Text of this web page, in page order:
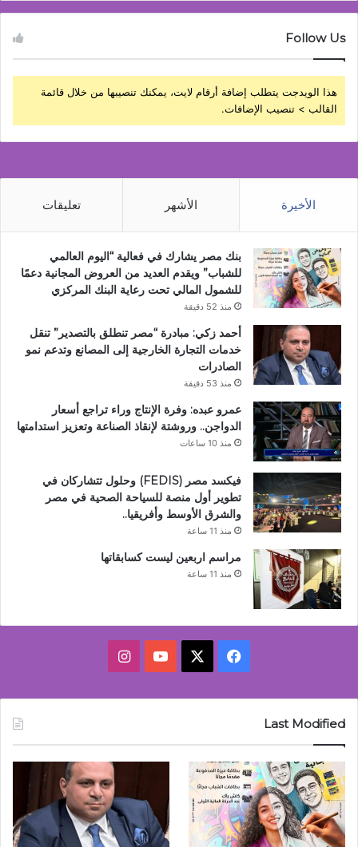
Follow Us
هذا الويدجت يتطلب إضافة أرقام لايت، يمكنك تنصيبها من خلال قائمة
القالب > تنصيب الإضافات.
الأخيرة الأشهر تعليقات
بنك مصر يشارك في فعالية “اليوم العالمي
للشباب” ويقدم العديد من العروض المجانية دعمًا
للشمول المالي تحت رعاية البنك المركزي
منذ 52 دقيقة
أحمد زكي: مبادرة “مصر تنطلق بالتصدير” تنقل
خدمات التجارة الخارجية إلى المصانع وتدعم نمو
الصادرات
منذ 53 دقيقة
عمرو عبده: وفرة الإنتاج وراء تراجع أسعار
الدواجن.. وروشتة لإنقاذ الصناعة وتعزيز استدامتها
منذ 10 ساعات
فيكسد مصر (FEDIS) وحلول تتشاركان في
تطوير أول منصة للسياحة الصحية في مصر
والشرق الأوسط وأفريقيا..
منذ 11 ساعة
مراسم اربعين ليست كسابقاتها
منذ 11 ساعة
فيسبوك ‫YouTubeانستقرام
Last Modified